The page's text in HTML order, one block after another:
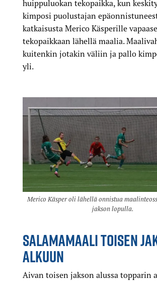
huippuluokan tekopaikka, kun
kimposi puolustajan
katkaisusta Merico Käsperille
tekopaikkaan lähellä maalia.
kuitenkin jotakin väliin ja pallo
yli.
Merico Käsper oli lähellä onnistua
jakson lopulla.
SALAMAMAALI TOISEN
ALKUUN
Aivan toisen jakson alussa topparin